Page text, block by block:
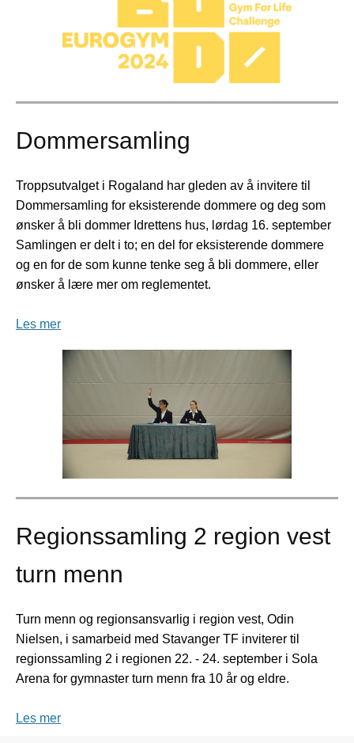
Dommersamling
Troppsutvalget i Rogaland har gleden av å invitere til
Dommersamling for eksisterende dommere og deg som
ønsker å bli dommer Idrettens hus, lørdag 16. september
Samlingen er delt i to; en del for eksisterende dommere
og en for de som kunne tenke seg å bli dommere, eller
ønsker å lære mer om reglementet.
Les mer
Regionssamling 2 region vest
turn menn
Turn menn og regionsansvarlig i region vest, Odin
Nielsen, i samarbeid med Stavanger TF inviterer til
regionssamling 2 i regionen 22. - 24. september i Sola
Arena for gymnaster turn menn fra 10 år og eldre.
Les mer